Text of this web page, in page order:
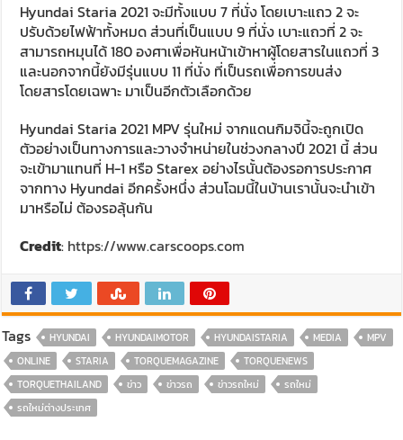
Hyundai Staria 2021 จะมีทั้งแบบ 7 ที่นั่ง โดยเบาะแถว 2 จะ
ปรับด้วยไฟฟ้าทั้งหมด ส่วนที่เป็นแบบ 9 ที่นั่ง เบาะแถวที่ 2 จะ
สามารถหมุนได้ 180 องศาเพื่อหันหน้าเข้าหาผู้โดยสารในแถวที่ 3
และนอกจากนี้ยังมีรุ่นแบบ 11 ที่นั่ง ที่เป็นรถเพื่อการขนส่ง
โดยสารโดยเฉพาะ มาเป็นอีกตัวเลือกด้วย
Hyundai Staria 2021 MPV รุ่นใหม่ จากแดนกิมจินี้จะถูกเปิด
ตัวอย่างเป็นทางการและวางจำหน่ายในช่วงกลางปี 2021 นี้ ส่วน
จะเข้ามาแทนที่ H-1 หรือ Starex อย่างไรนั้นต้องรอการประกาศ
จากทาง Hyundai อีกครั้งหนึ่ง ส่วนโฉมนี้ในบ้านเรานั้นจะนำเข้า
มาหรือไม่ ต้องรอลุ้นกัน
Credit: https://www.carscoops.com
Tags HYUNDAI HYUNDAIMOTOR HYUNDAISTARIA MEDIA
MPV
ONLINE
STARIA TORQUEMAGAZINE
TORQUENEWS
TORQUETHAILAND
ข่าว ข่าวรถ ข่าวรถใหม่
รถใหม่
รถใหม่ต่างประเทศ